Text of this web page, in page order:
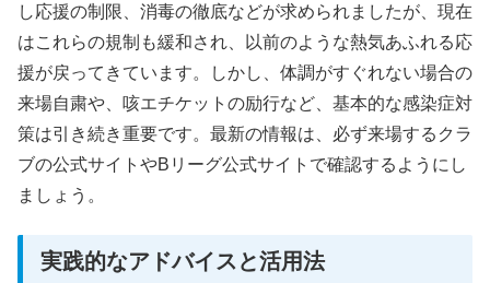
し応援の制限、消毒の徹底などが求められましたが、現在
はこれらの規制も緩和され、以前のような熱気あふれる応
援が戻ってきています。しかし、体調がすぐれない場合の
来場自粛や、咳エチケットの励行など、基本的な感染症対
策は引き続き重要です。最新の情報は、必ず来場するクラ
ブの公式サイトやBリーグ公式サイトで確認するようにし
ましょう。
実践的なアドバイスと活用法